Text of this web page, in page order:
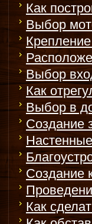
Как
Выбор
Выбор
Как
Выбор в
Создание
Создание
Как